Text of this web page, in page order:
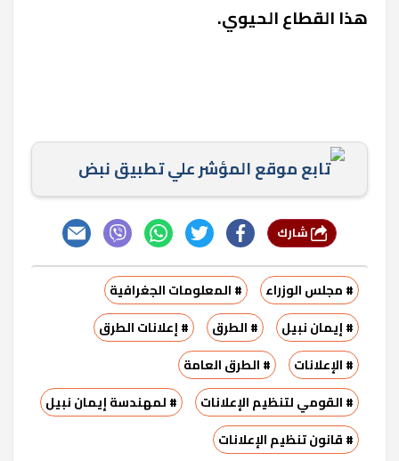
هذا القطاع الحيوي.
تابع موقع المؤشر علي تطبيق نبض
# مجلس الوزراء
# المعلومات الجغرافية
# إيمان نبيل
# الطرق
# إعلانات الطرق
# الإعلانات
# الطرق العامة
# القومي لتنظيم الإعلانات
# لمهندسة إيمان نبيل
# قانون تنظيم الإعلانات